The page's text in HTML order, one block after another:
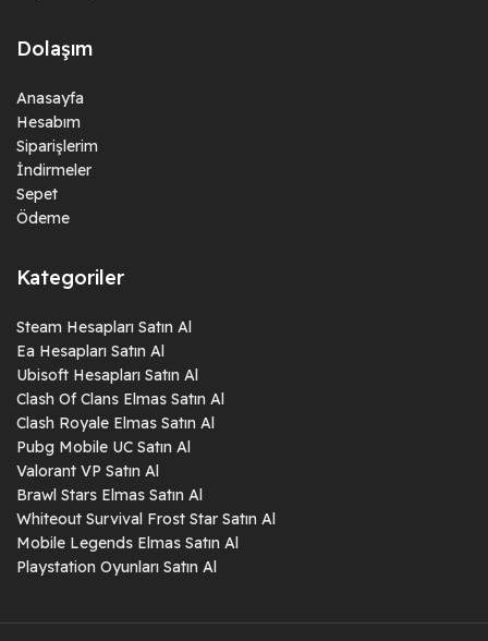
Dolaşım
Anasayfa
Hesabım
Siparişlerim
İndirmeler
Sepet
Ödeme
Kategoriler
Steam Hesapları Satın Al
Ea Hesapları Satın Al
Ubisoft Hesapları Satın Al
Clash Of Clans Elmas Satın Al
Clash Royale Elmas Satın Al
Pubg Mobile UC Satın Al
Valorant VP Satın Al
Brawl Stars Elmas Satın Al
Whiteout Survival Frost Star Satın Al
Mobile Legends Elmas Satın Al
Playstation Oyunları Satın Al